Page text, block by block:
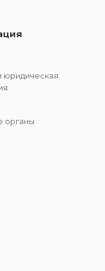
юридическая
органы